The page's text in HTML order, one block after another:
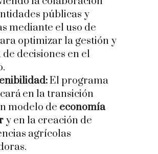
públicas y
mediante el uso de
optimizar la gestión y
decisiones en el
El programa
en la transición
modelo de economía
y en la creación de
agrícolas